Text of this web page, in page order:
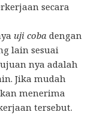
secara
uji coba dengan
lain sesuai
nya adalah
Jika mudah
menerima
tersebut.